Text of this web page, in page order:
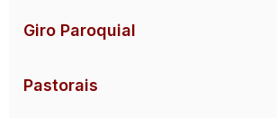
Giro Paroquial
Pastorais